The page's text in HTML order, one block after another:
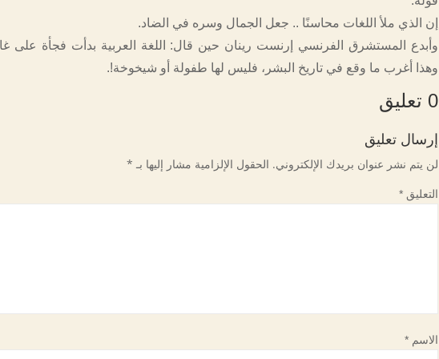
إن الذي ملأ اللغات محاسنًا .. جعل الجمال وسره في الضاد.
وأبدع المستشرق الفرنسي إرنست رينان حين قال: اللغة العربية بدأت فجأة على
وهذا أغرب ما وقع في تاريخ البشر، فليس لها طفولة أو شيخوخة!.
0 تعليق
إرسال تعليق
لن يتم نشر عنوان بريدك الإلكتروني. الحقول الإلزامية مشار إليها بـ *
التعليق*
الاسم*